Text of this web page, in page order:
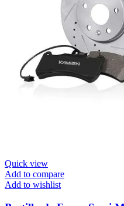
Quick view
Add to compare
Add to wishlist